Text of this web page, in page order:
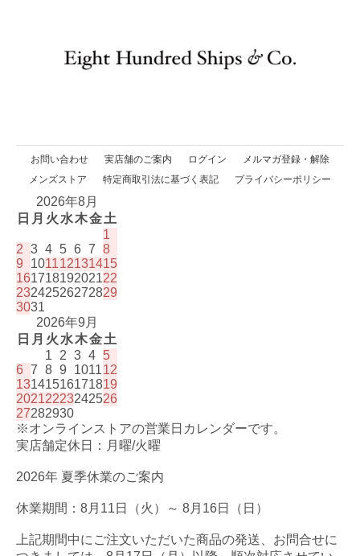
お問い合わせ 実店舗のご案内 ログイン
メルマガ登録・解除
メンズストア
特定商取引法に基づく表記 プライバシーポリシー
2026年8月
日 月 火 水木金土
1
2 3 4 5 6 7 8
9
101112131415
16171819202122
23242526272829
3031
2026年9月
日 月 火 水木金土
1
2 3 4 5
6 7 8 9 101112
13141516171819
20212223242526
27282930
※オンラインストアの営業日カレンダーです。
実店舗定休日：月曜/火曜
2026年 夏季休業のご案内
休業期間：8月11日（火）～ 8月16日（日）
上記期間中にご注文いただいた商品の発送、お問合せに